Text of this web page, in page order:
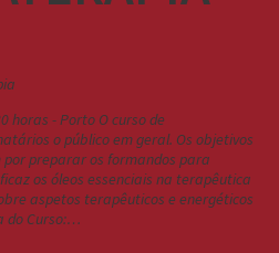
horas - Porto O curso de
o público em geral. Os objetivos
preparar os formandos para
os óleos essenciais na terapêutica
aspetos terapêuticos e energéticos
do Curso:…